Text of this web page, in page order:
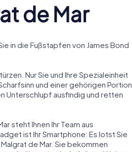
de Mar
in die Fußstapfen von James Bond
Nur Sie und Ihre Spezialeinheit
und einer gehörigen Portion
Unterschlupf ausfindig und retten
steht Ihnen Ihr Team aus
ist Ihr Smartphone: Es lotst Sie
de Mar. Sie bekommen